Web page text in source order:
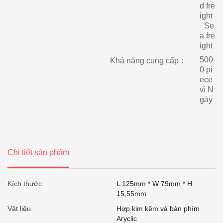
d fre
ight
· Se
a fre
ight
Khả năng cung cấp：
500
0 pi
ece
vì N
gày
Chi tiết sản phẩm
Kích thước
L 125mm * W 79mm * H
15,55mm
Vật liệu
Hợp kim kẽm và bàn phím
Aryclic